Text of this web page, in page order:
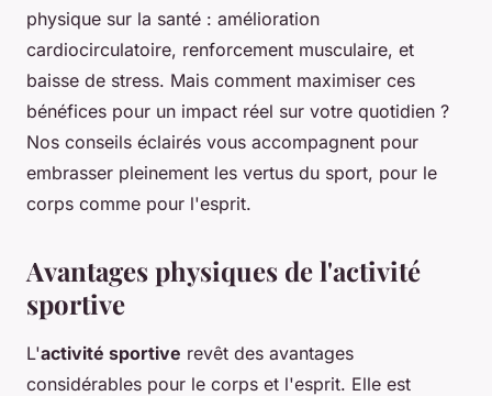
physique sur la santé : amélioration
cardiocirculatoire, renforcement musculaire, et
baisse de stress. Mais comment maximiser ces
bénéfices pour un impact réel sur votre quotidien ?
Nos conseils éclairés vous accompagnent pour
embrasser pleinement les vertus du sport, pour le
corps comme pour l'esprit.
Avantages physiques de l'activité
sportive
L'activité sportive revêt des avantages
considérables pour le corps et l'esprit. Elle est